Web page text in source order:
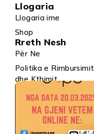
Llogaria
Llogaria ime
Shop
Rreth Nesh
Për Ne
Politika e Rimbursimit
dhe Kthimit